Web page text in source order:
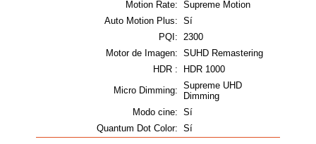
Motion Rate: Supreme Motion
Auto Motion Plus: Sí
PQI: 2300
Motor de Imagen: SUHD Remastering
HDR :
HDR 1000
Micro Dimming: Supreme UHD
Dimming
Modo cine: Sí
Quantum Dot Color: Sí